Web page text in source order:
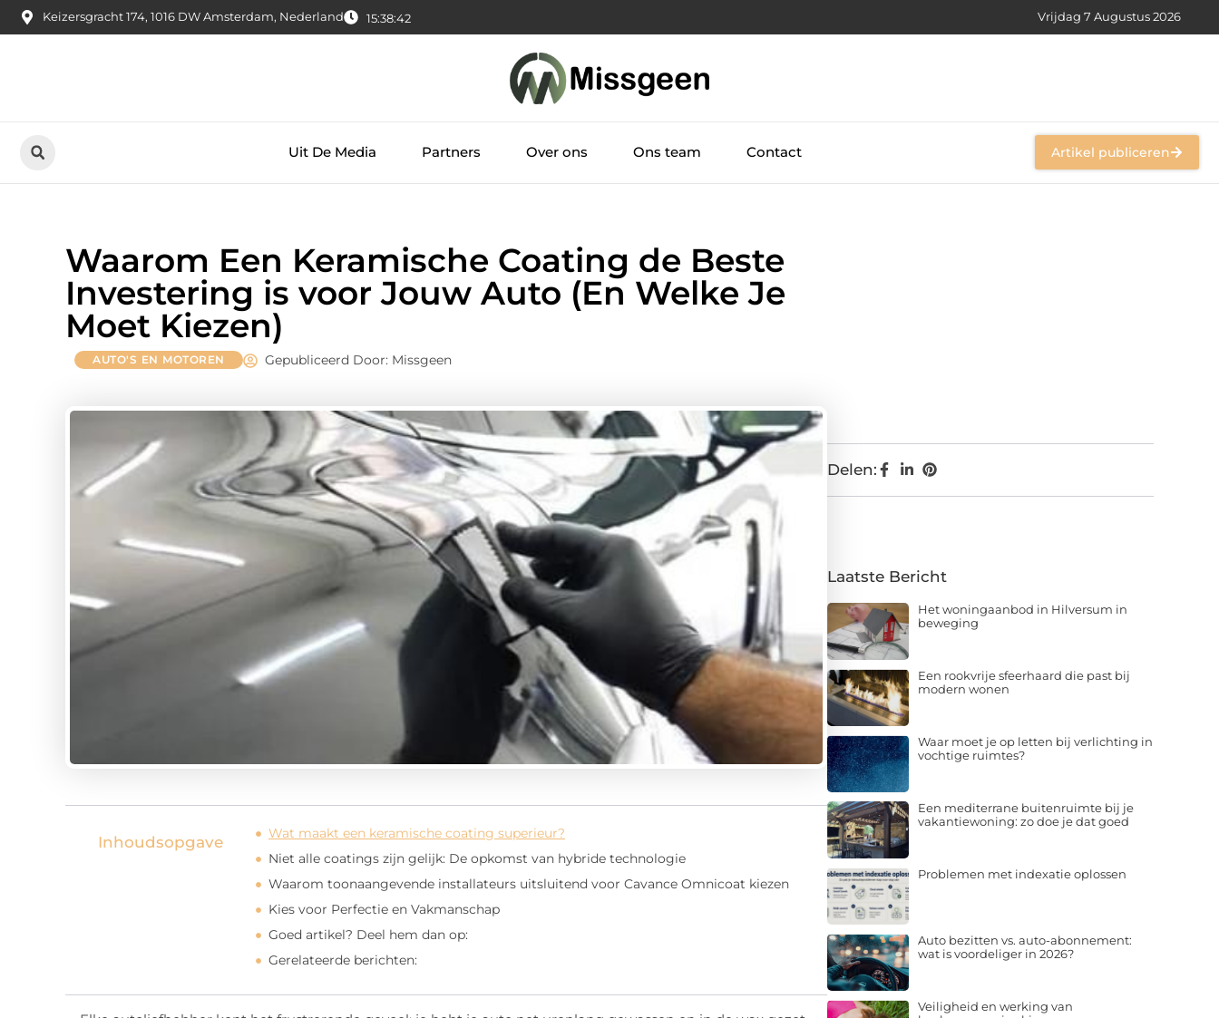
Keizersgracht 174, 1016 DW Amsterdam, Nederland 15:38:43 Vrijdag 7 Augustus 2026
Uit De Media Partners Over ons Ons team Contact Artikel publiceren
Waarom Een Keramische Coating de Beste
Investering is voor Jouw Auto (En Welke Je
Moet Kiezen)
AUTO'S EN MOTOREN Gepubliceerd Door: Missgeen
Inhoudsopgave
Wat maakt een keramische coating superieur?
Niet alle coatings zijn gelijk: De opkomst van hybride technologie
Waarom toonaangevende installateurs uitsluitend voor Cavance Omnicoat kiezen
Kies voor Perfectie en Vakmanschap
Goed artikel? Deel hem dan op:
Gerelateerde berichten:
Delen:
Laatste Bericht
Het woningaanbod in Hilversum in
beweging
Een rookvrije sfeerhaard die past bij
modern wonen
Waar moet je op letten bij verlichting in
vochtige ruimtes?
Een mediterrane buitenruimte bij je
vakantiewoning: zo doe je dat goed
Problemen met indexatie oplossen
Auto bezitten vs. auto-abonnement:
wat is voordeliger in 2026?
Veiligheid en werking van